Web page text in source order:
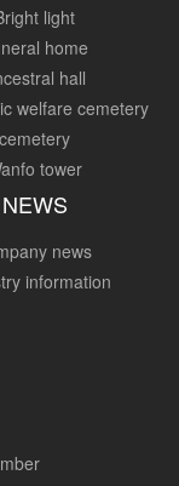
light
home
hall
welfare cemetery
cemetery
tower
NEWS
news
information